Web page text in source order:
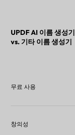
UPDF AI 이름 생성기
vs. 기타 이름 생성기
무료 사용
창의성